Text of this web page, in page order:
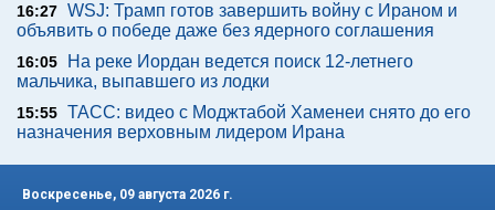
16:27 WSJ: Трамп готов завершить войну с Ираном и
объявить о победе даже без ядерного соглашения
16:05
На реке Иордан ведется поиск 12-летнего
мальчика, выпавшего из лодки
15:55 ТАСС: видео с Моджтабой Хаменеи снято до его
назначения верховным лидером Ирана
Воскресенье, 09 августа 2026 г.